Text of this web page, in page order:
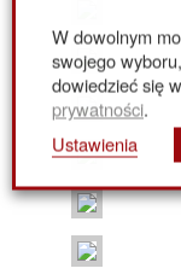
W dowolnym
swojego
dowiedzieć się
prywatności.
Ustawienia